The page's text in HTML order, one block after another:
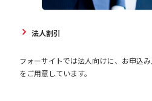
法人割引
フォーサイトでは法人向けに、お申込
をご用意しています。